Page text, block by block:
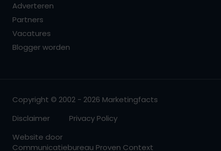
Adverteren
Partners
Vacatures
Blogger worden
Copyright © 2002 - 2026 Marketingfacts
Disclaimer
Privacy Policy
Website door
Communicatiebureau Proven Context